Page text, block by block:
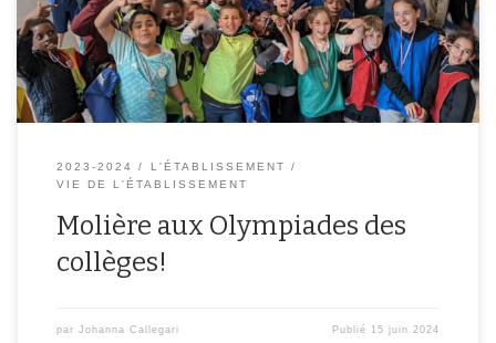
kinball, la balle aux prisonniers, le tchoukball, poules renards
vipères, […]
2023-2024
L'ÉTABLISSEMENT
VIE DE L'ÉTABLISSEMENT
Molière aux Olympiades des
collèges!
par Johanna Callegari Publié 15 juin 2024